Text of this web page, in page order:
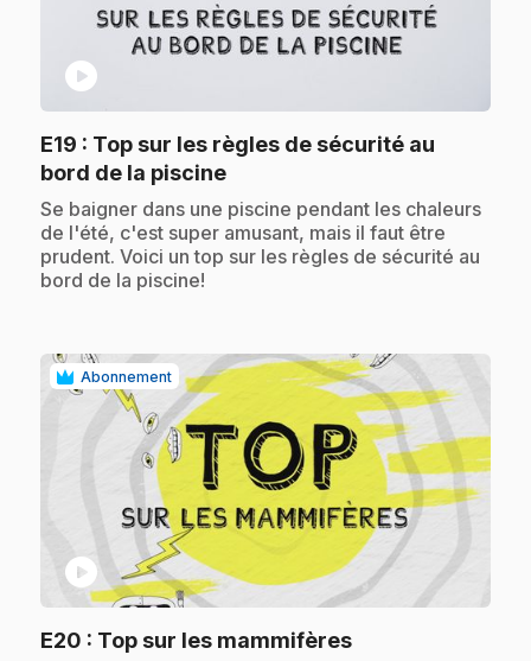
play_circle
E19 : Top sur les règles de sécurité au
bord de la piscine.
.Se baigner dans une piscine pendant les chaleurs
de l'été, c'est super amusant, mais il faut être
prudent. Voici un top sur les règles de sécurité au
bord de la piscine!
Abonnement
play_circle
E20 : Top sur les mammifères.